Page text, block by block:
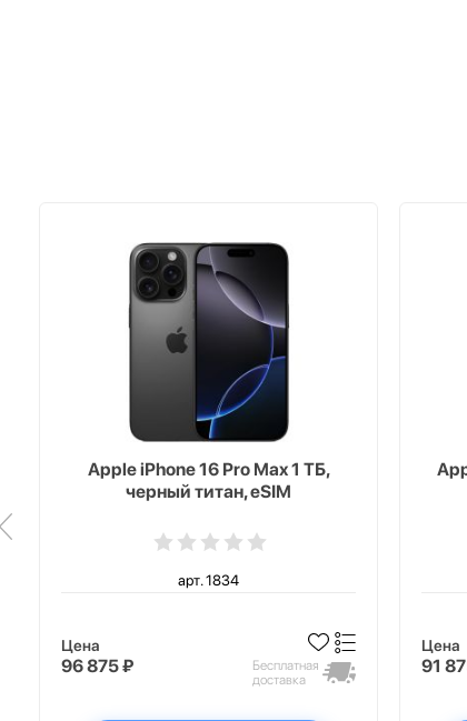
Apple iPhone 16 Pro Max 1 ТБ,
черный титан, eSIM
арт. 1834
Цена
96 875 ₽
Бесплатная
доставка
Цена
91